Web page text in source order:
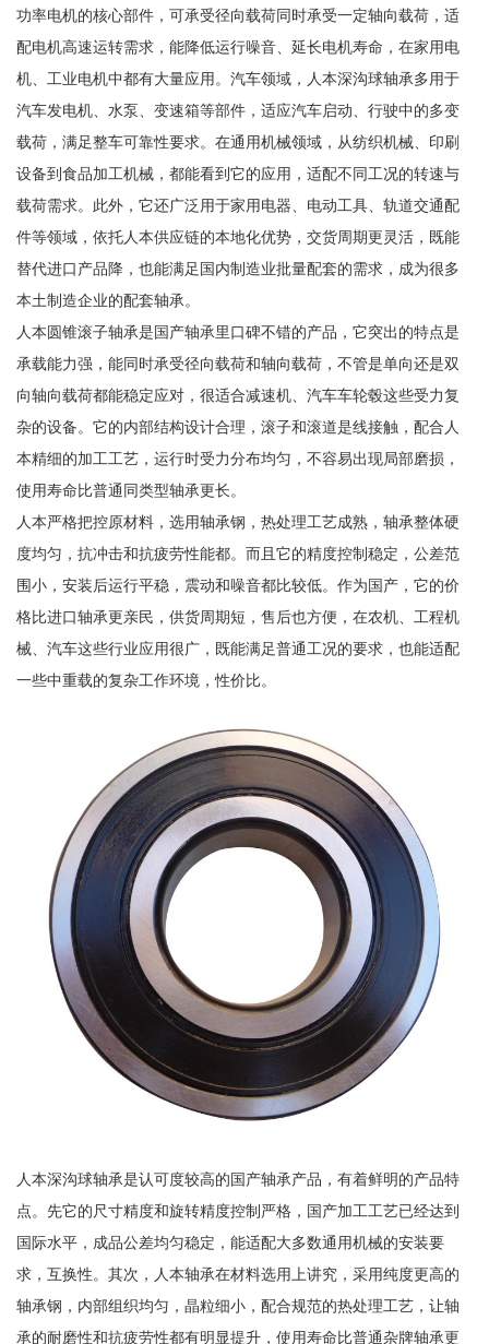
功率电机的核心部件，可承受径向载荷同时承受一定轴向载荷，适
配电机高速运转需求，能降低运行噪音、延长电机寿命，在家用电
机、工业电机中都有大量应用。汽车领域，人本深沟球轴承多用于
汽车发电机、水泵、变速箱等部件，适应汽车启动、行驶中的多变
载荷，满足整车可靠性要求。在通用机械领域，从纺织机械、印刷
设备到食品加工机械，都能看到它的应用，适配不同工况的转速与
载荷需求。此外，它还广泛用于家用电器、电动工具、轨道交通配
件等领域，依托人本供应链的本地化优势，交货周期更灵活，既能
替代进口产品降，也能满足国内制造业批量配套的需求，成为很多
本土制造企业的配套轴承。
人本圆锥滚子轴承是国产轴承里口碑不错的产品，它突出的特点是
承载能力强，能同时承受径向载荷和轴向载荷，不管是单向还是双
向轴向载荷都能稳定应对，很适合减速机、汽车车轮毂这些受力复
杂的设备。它的内部结构设计合理，滚子和滚道是线接触，配合人
本精细的加工工艺，运行时受力分布均匀，不容易出现局部磨损，
使用寿命比普通同类型轴承更长。
人本严格把控原材料，选用轴承钢，热处理工艺成熟，轴承整体硬
度均匀，抗冲击和抗疲劳性能都。而且它的精度控制稳定，公差范
围小，安装后运行平稳，震动和噪音都比较低。作为国产，它的价
格比进口轴承更亲民，供货周期短，售后也方便，在农机、工程机
械、汽车这些行业应用很广，既能满足普通工况的要求，也能适配
一些中重载的复杂工作环境，性价比。
人本深沟球轴承是认可度较高的国产轴承产品，有着鲜明的产品特
点。先它的尺寸精度和旋转精度控制严格，国产加工工艺已经达到
国际水平，成品公差均匀稳定，能适配大多数通用机械的安装要
求，互换性。其次，人本轴承在材料选用上讲究，采用纯度更高的
轴承钢，内部组织均匀，晶粒细小，配合规范的热处理工艺，让轴
承的耐磨性和抗疲劳性都有明显提升，使用寿命比普通杂牌轴承更